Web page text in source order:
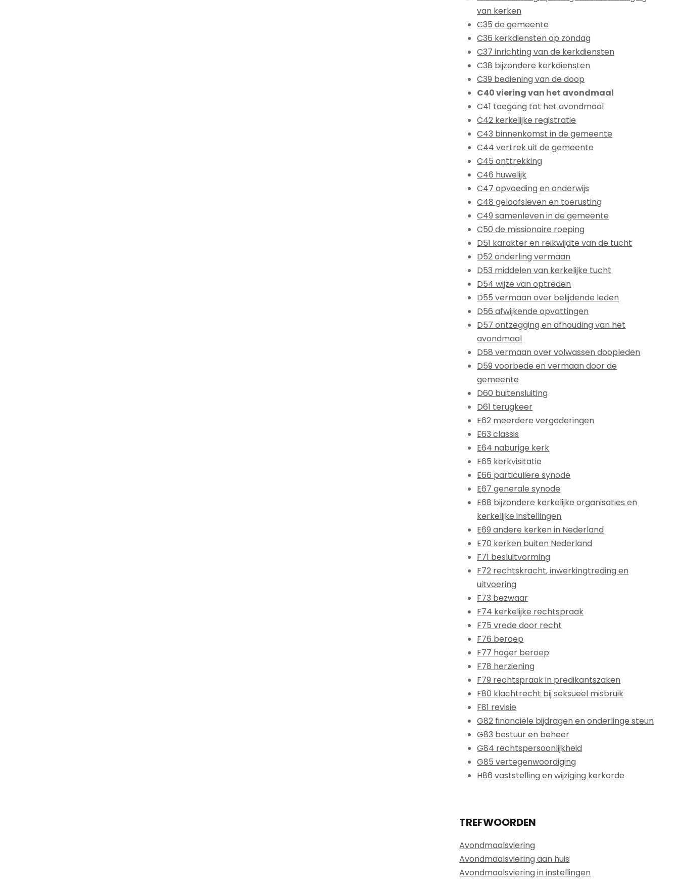
van kerken
C35 de gemeente
C36 kerkdiensten op zondag
C37 inrichting van de kerkdiensten
C38 bijzondere kerkdiensten
C39 bediening van de doop
C40 viering van het avondmaal
C41 toegang tot het avondmaal
C42 kerkelijke registratie
C43 binnenkomst in de gemeente
C44 vertrek uit de gemeente
C45 onttrekking
C46 huwelijk
C47 opvoeding en onderwijs
C48 geloofsleven en toerusting
C49 samenleven in de gemeente
C50 de missionaire roeping
D51 karakter en reikwijdte van de tucht
D52 onderling vermaan
D53 middelen van kerkelijke tucht
D54 wijze van optreden
D55 vermaan over belijdende leden
D56 afwijkende opvattingen
D57 ontzegging en afhouding van het
avondmaal
D58 vermaan over volwassen doopleden
D59 voorbede en vermaan door de
gemeente
D60 buitensluiting
D61 terugkeer
E62 meerdere vergaderingen
E63 classis
E64 naburige kerk
E65 kerkvisitatie
E66 particuliere synode
E67 generale synode
E68 bijzondere kerkelijke organisaties en
kerkelijke instellingen
E69 andere kerken in Nederland
E70 kerken buiten Nederland
F71 besluitvorming
F72 rechtskracht, inwerkingtreding en
uitvoering
F73 bezwaar
F74 kerkelijke rechtspraak
F75 vrede door recht
F76 beroep
F77 hoger beroep
F78 herziening
F79 rechtspraak in predikantszaken
F80 klachtrecht bij seksueel misbruik
F81 revisie
G82 financiële bijdragen en onderlinge steun
G83 bestuur en beheer
G84 rechtspersoonlijkheid
G85 vertegenwoordiging
H86 vaststelling en wijziging kerkorde
TREFWOORDEN
Avondmaalsviering
Avondmaalsviering aan huis
Avondmaalsviering in instellingen